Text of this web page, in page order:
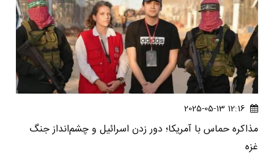
12:16 2025-05-13
مذاکره حماس با آمریکا؛ دور زدن اسرائیل و چشم‌انداز جنگ
غزه